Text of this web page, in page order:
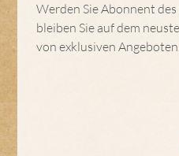
Werden Sie Abonnent
bleiben Sie auf dem
von exklusiven